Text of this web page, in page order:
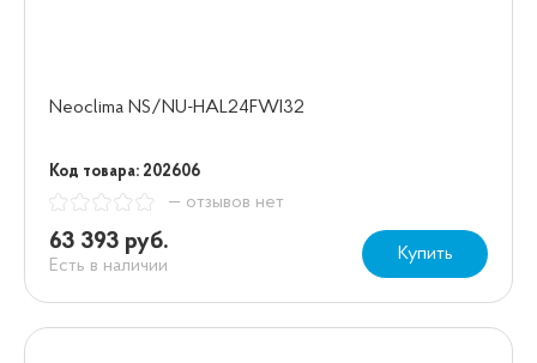
Neoclima NS/NU-HAL24FWI32
Код товара: 202606
— отзывов нет
63 393 руб.
Есть в наличии
Купить